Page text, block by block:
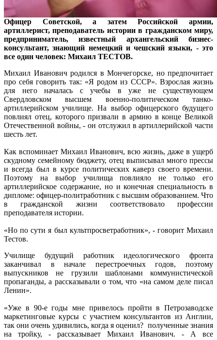
Офицер Советской, а затем Российской армии,
артиллерист, преподаватель истории в гражданском миру,
предприниматель, известный архангельский бизнес-
консультант, знающий немецкий и чешский языки, - это
все один человек: Михаил ТЕСТОВ.
Михаил Иванович родился в Мончегорске, но предпочитает
про себя говорить так: «Я родом из СССР». Взрослая жизнь
для него началась с учебы в уже не существующем
Свердловском высшем военно-политическом танко-
артиллерийском училище. На выбор офицерского будущего
повлиял отец, которого призвали в армию в конце Великой
Отечественной войны, - он отслужил в артиллерийской части
шесть лет.
Как вспоминает Михаил Иванович, всю жизнь, даже в ущерб
скудному семейному бюджету, отец выписывал много прессы
и всегда был в курсе политических каверз своего времени.
Поэтому на выбор училища повлияло не только его
артиллерийское содержание, но и конечная специальность в
дипломе: офицер-политработник с высшим образованием. Что
в гражданской жизни соответствовало профессии
преподавателя истории.
«Но по сути я был культпросветработник», - говорит Михаил
Тестов.
Училище будущий работник идеологического фронта
заканчивал в начале перестроечных годов, поэтому
выпускников не грузили шаблонами коммунистической
пропаганды, а рассказывали о том, что «на самом деле писал
Ленин».
«Уже в 90-е годы мне привелось пройти в Петрозаводске
маркетинговые курсы с участием консультантов из Англии,
так они очень удивились, когда я оценил? полученные знания
на тройку, - рассказывает Михаил Иванович. - А все